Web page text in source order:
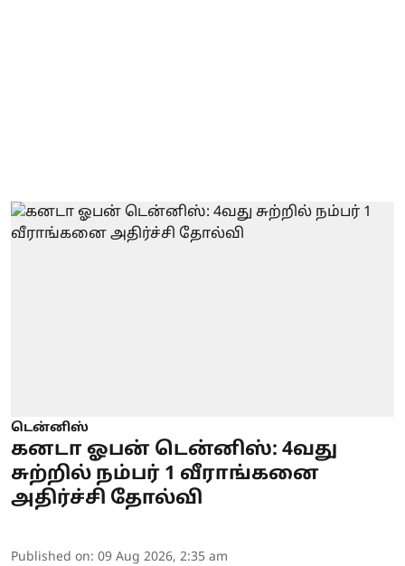
டென்னிஸ்
கனடா ஓபன் டென்னிஸ்: 4வது
சுற்றில் நம்பர் 1 வீராங்கனை
அதிர்ச்சி தோல்வி
Published on: 09 Aug 2026, 2:35 am